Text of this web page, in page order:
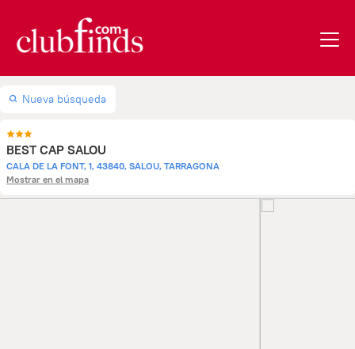
Nueva búsqueda
BEST CAP SALOU
CALA DE LA FONT, 1, 43840, SALOU, TARRAGONA
Mostrar en el mapa